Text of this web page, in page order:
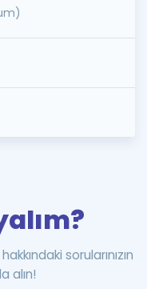
sorularınızın
alın!